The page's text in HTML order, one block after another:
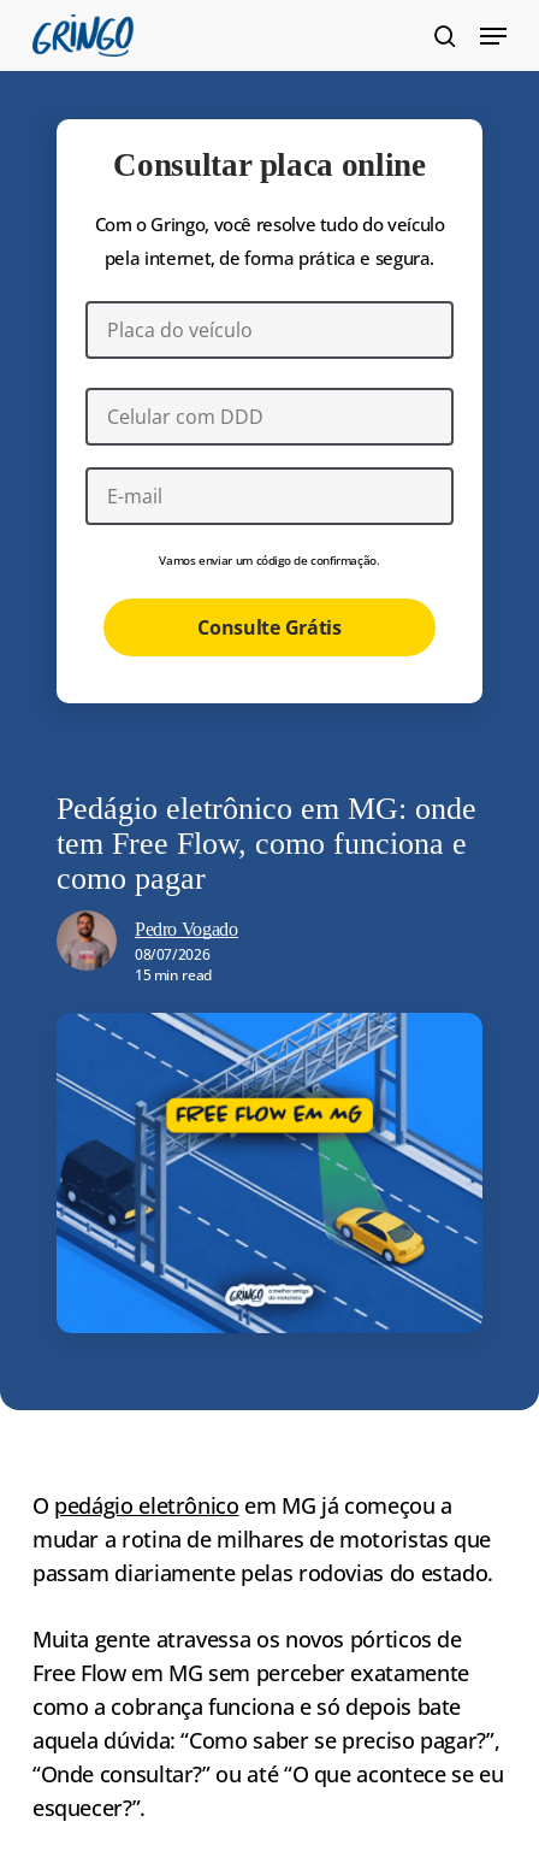
Pular
para
conteúdo
Menu
Consultar placa online
Com o Gringo, você resolve tudo do veículo
pela internet, de forma prática e segura.
Vamos enviar um código de confirmação.
Consulte Grátis
Pedágio eletrônico em MG: onde
tem Free Flow, como funciona e
como pagar
Pedro Vogado
08/07/2026
15 min read
O pedágio eletrônico em MG já começou a
mudar a rotina de milhares de motoristas que
passam diariamente pelas rodovias do estado.
Muita gente atravessa os novos pórticos de
Free Flow em MG sem perceber exatamente
como a cobrança funciona e só depois bate
aquela dúvida: “Como saber se preciso pagar?”,
“Onde consultar?” ou até “O que acontece se eu
esquecer?”.